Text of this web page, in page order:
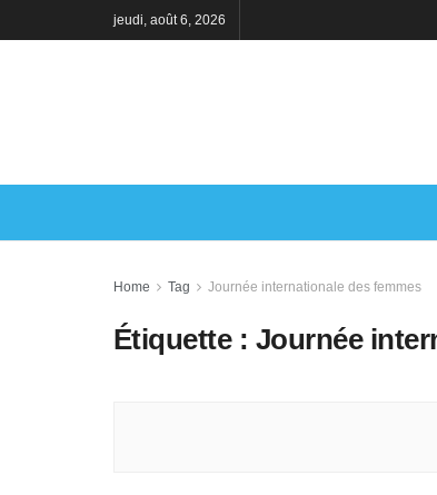
jeudi, août 6, 2026
Home Tag Journée internationale des femmes
Étiquette : Journée